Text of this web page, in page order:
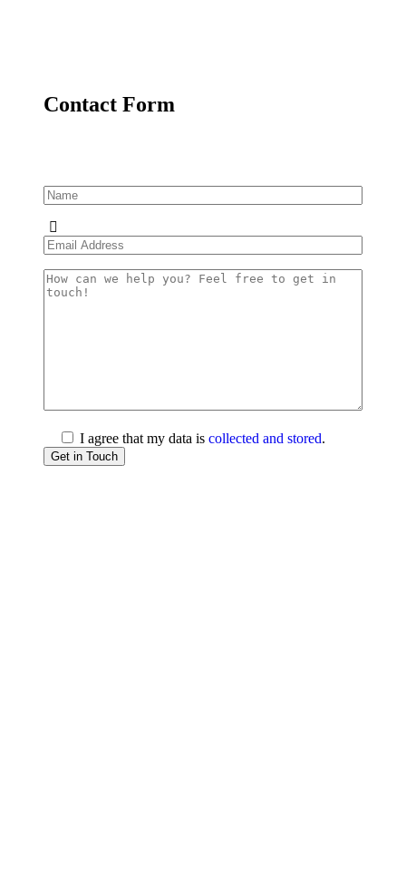
Contact Form
I agree that my data is collected and stored.